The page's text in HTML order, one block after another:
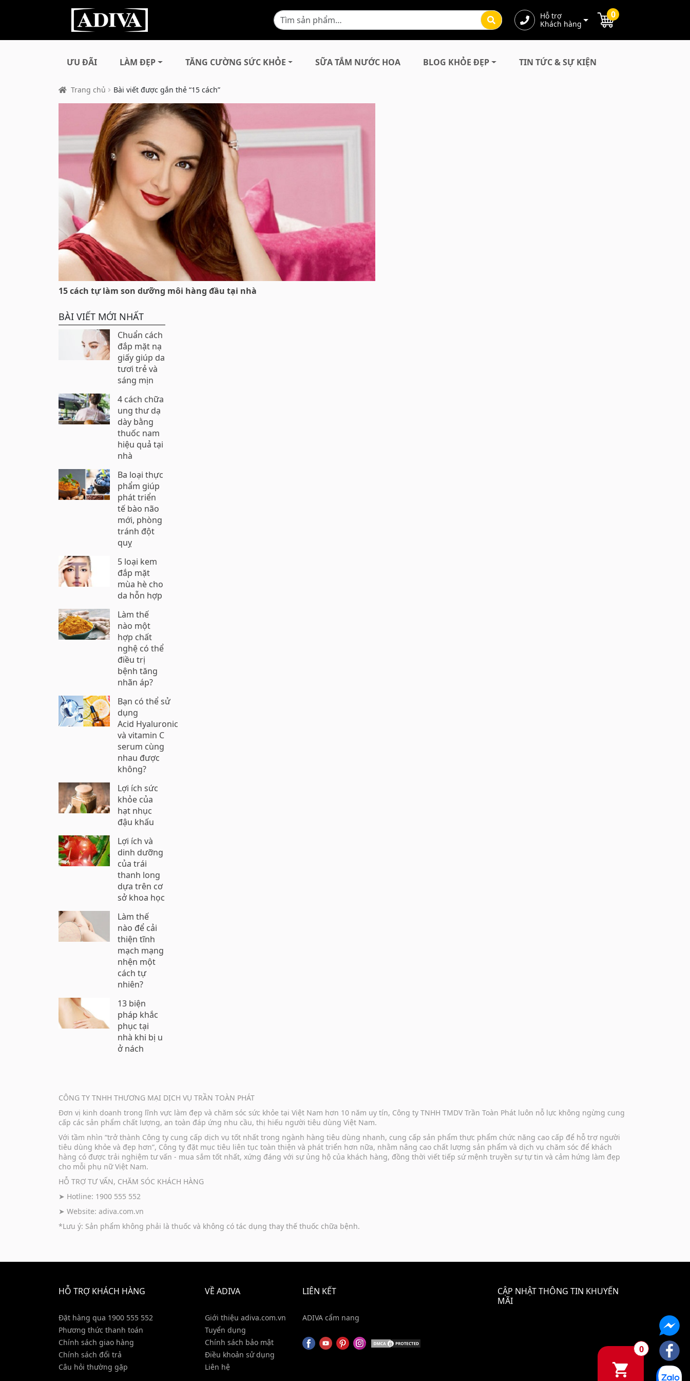
Hỗ trợ
Khách hàng
0
ƯU ĐÃI LÀM ĐẸP TĂNG CƯỜNG SỨC KHỎE SỮA TẮM NƯỚC HOA BLOG KHỎE ĐẸP TIN TỨC & SỰ KIỆN
Trang chủ Bài viết được gắn thẻ “15 cách”
15 cách tự làm son dưỡng môi hàng đầu tại nhà
BÀI VIẾT MỚI NHẤT
Chuẩn cách
đắp mặt nạ
giấy giúp da
tươi trẻ và
sáng mịn
4 cách chữa
ung thư dạ
dày bằng
thuốc nam
hiệu quả tại
nhà
Ba loại thực
phẩm giúp
phát triển
tế bào não
mới, phòng
tránh đột
quỵ
5 loại kem
đắp mặt
mùa hè cho
da hỗn hợp
Làm thế
nào một
hợp chất
nghệ có thể
điều trị
bệnh tăng
nhãn áp?
Bạn có thể sử
dụng
Acid Hyaluronic
và vitamin C
serum cùng
nhau được
không?
Lợi ích sức
khỏe của
hạt nhục
đậu khấu
Lợi ích và
dinh dưỡng
của trái
thanh long
dựa trên cơ
sở khoa học
Làm thế
nào để cải
thiện tĩnh
mạch mạng
nhện một
cách tự
nhiên?
13 biện
pháp khắc
phục tại
nhà khi bị u
ở nách
CÔNG TY TNHH THƯƠNG MẠI DỊCH VỤ TRẦN TOÀN PHÁT
Đơn vị kinh doanh trong lĩnh vực làm đẹp và chăm sóc sức khỏe tại Việt Nam hơn 10 năm uy tín, Công ty TNHH TMDV Trần Toàn Phát luôn nỗ lực không ngừng cung
cấp các sản phẩm chất lượng, an toàn đáp ứng nhu cầu, thị hiếu người tiêu dùng Việt Nam.
Với tầm nhìn “trở thành Công ty cung cấp dịch vụ tốt nhất trong ngành hàng tiêu dùng nhanh, cung cấp sản phẩm thực phẩm chức năng cao cấp để hỗ trợ người
tiêu dùng khỏe và đẹp hơn”, Công ty đặt mục tiêu liên tục toàn thiện và phát triển hơn nữa, nhằm nâng cao chất lượng sản phẩm và dịch vụ chăm sóc để khách
hàng có được trải nghiệm tư vấn - mua sắm tốt nhất, xứng đáng với sự ủng hộ của khách hàng, đồng thời viết tiếp sứ mệnh truyền sự tự tin và cảm hứng làm đẹp
cho mỗi phụ nữ Việt Nam.
HỖ TRỢ TƯ VẤN, CHĂM SÓC KHÁCH HÀNG
➤ Hotline: 1900 555 552
➤ Website: adiva.com.vn
*Lưu ý: Sản phẩm không phải là thuốc và không có tác dụng thay thế thuốc chữa bệnh.
HỖ TRỢ KHÁCH HÀNG
Đặt hàng qua 1900 555 552
Phương thức thanh toán
Chính sách giao hàng
Chính sách đổi trả
Câu hỏi thường gặp
VỀ ADIVA
Giới thiệu adiva.com.vn
Tuyển dụng
Chính sách bảo mật
Điều khoản sử dụng
Liên hệ
LIÊN KẾT
ADIVA cẩm nang
CẬP NHẬT THÔNG TIN KHUYẾN
MÃI
0